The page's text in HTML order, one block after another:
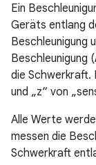
Ein
Geräts entlang
Beschleunigung
Beschleunigung
die Schwerkraft.
und „z“ von
Alle Werte
messen die
Schwerkraft